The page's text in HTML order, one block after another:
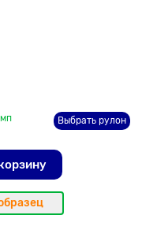
Выбрать рулон